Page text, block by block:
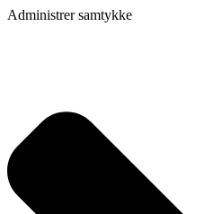
Administrer samtykke